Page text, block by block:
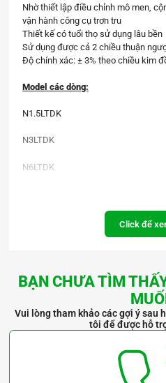
Nhờ thiết lập điều chỉnh mô men,
vận hành công cụ trơn tru
Thiết kế có tuổi thọ sử dụng lâu bền
Sử dụng được cả 2 chiều thuận
Độ chính xác: ± 3% theo chiều kim
Model các dòng:
N1.5LTDK
N3LTDK
N6LTDK
N50LTDK
Click để
BẠN CHƯA TÌM
Vui lòng tham khảo các gợi ý sau
tôi để được hỗ